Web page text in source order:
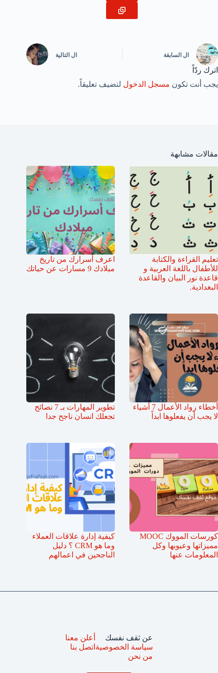
ال السابقة ال التالية
اترك ردّاً
يجب أنت تكون مسجل الدخول لتضيف تعليقاً.
مقالات مشابهة
تعليم القراءة والكتابة
للأطفال باللغة العربية و
قاعدة نور البيان والقاعدة
البغدادية.
اعرف أسرارك من تاريخ
ميلادك 9 مسارات عن حياتك
أخطاء رواد الأعمال 7 أشياء
لا يجب أن يفعلوها ابداً
تطوير المهارات بـ 7 نصائح
تجعلك انسان ناجح جدا
كورسات المووك MOOC
مميزاتها وعيوبها وكل
المعلومات عنها
كيفية إدارة علاقات العملاء
وما هو CRM ؟ دليل
الناجحين في اعمالهم
عن ثقف نفسك
سياسة الخصوصية
من نحن
أعلن معنا
اتصل بنا